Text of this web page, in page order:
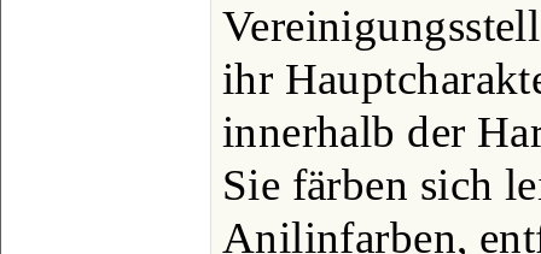
ihr
innerhalb der
Sie färben sich
Anilinfarben,